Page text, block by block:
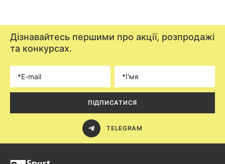
Дізнавайтесь першими про акції, розпродажі
та конкурсах.
ПІДПИСАТИСЯ
TELEGRAM